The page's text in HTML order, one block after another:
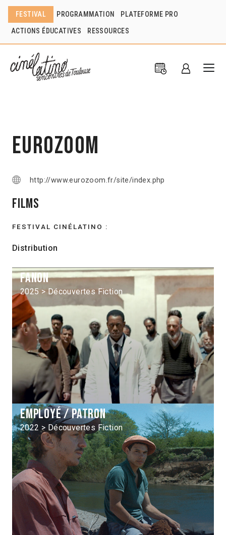
FESTIVAL PROGRAMMATION PLATEFORME PRO
ACTIONS ÉDUCATIVES RESSOURCES
Eurozoom
http://www.eurozoom.fr/site/index.php
Films
FESTIVAL CINÉLATINO :
Distribution
Fanon
2025 > Découvertes Fiction
Employé / patron
2022 > Découvertes Fiction